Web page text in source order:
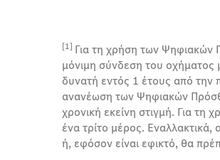
[1] Για τη χρήση των Ψηφιακών
μόνιμη σύνδεση του
δυνατή εντός 1 έτους από την
ανανέωση των Ψηφιακών
χρονική εκείνη στιγμή. Για
ένα τρίτο μέρος.
ή, εφόσον είναι εφικτό, θα